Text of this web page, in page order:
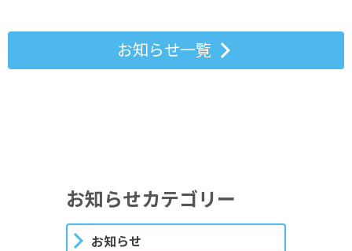
お知らせ一覧
お知らせカテゴリー
お知らせ